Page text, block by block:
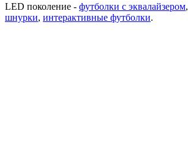
LED поколение - футболки с эквалайзером,
шнурки, интерактивные футболки.